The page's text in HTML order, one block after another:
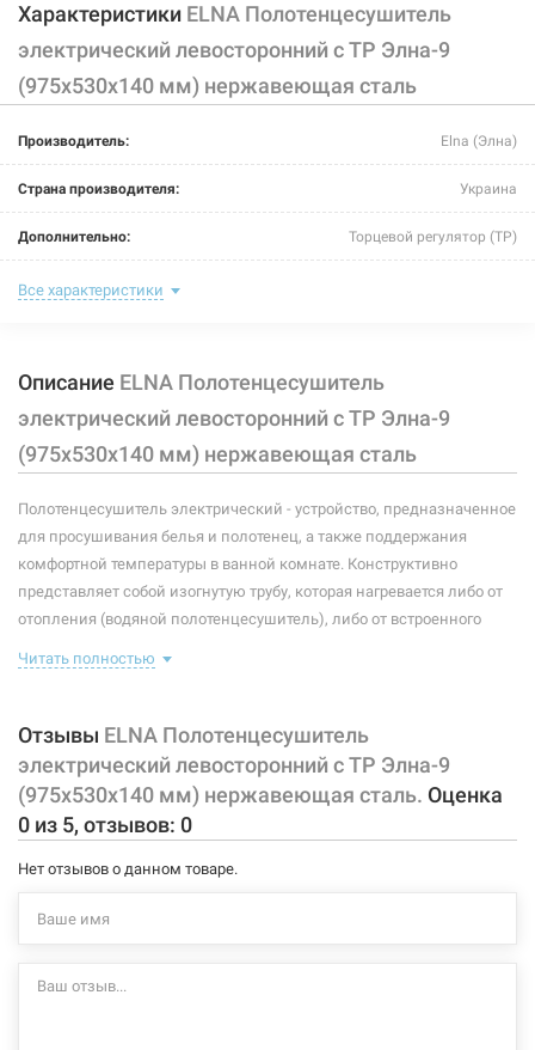
Характеристики ELNA Полотенцесушитель
электрический левосторонний с ТР Элна-9
(975х530х140 мм) нержавеющая сталь
Производитель: Elna (Элна)
Страна производителя: Украина
Дополнительно: Торцевой регулятор (ТР)
Цвет:
Глубина:
Высота:
Мощность: 167 Вт
Тип крепления: стационарный
Тип подключения: левосторонний
Материал корпуса:
Все характеристики
Описание ELNA Полотенцесушитель
электрический левосторонний с ТР Элна-9
(975х530х140 мм) нержавеющая сталь
Полотенцесушитель электрический - устройство, предназначенное
для просушивания белья и полотенец, а также поддержания
комфортной температуры в ванной комнате. Конструктивно
представляет собой изогнутую трубу, которая нагревается либо от
отопления (водяной полотенцесушитель), либо от встроенного
правильно подобранный полотенцесушитель станет
Характеристики и конфигурация изделия, а также комплектация
товара могут изменяться производителем без уведомления. За
внесенные производителем изменения, магазин ответственности
не несет.
Читать полностью
Отзывы ELNA Полотенцесушитель
электрический левосторонний с ТР Элна-9
(975х530х140 мм) нержавеющая сталь. Оценка
0 из 5, отзывов: 0
Нет отзывов о данном товаре.